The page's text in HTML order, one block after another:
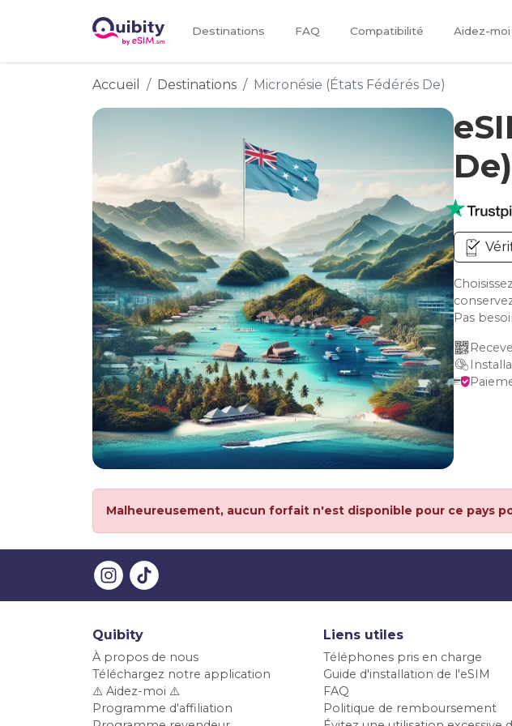
Destinations FAQ Compatibilité Aidez-moi
Accueil Destinations Micronésie (États Fédérés De)
De)
Pas
Malheureusement, aucun forfait n'est disponible pour ce pays
Quibity
À propos de nous
Téléchargez notre application
⚠️ Aidez-moi ⚠️
Programme d'affiliation
Liens utiles
Téléphones pris en charge
Guide d'installation de l'eSIM
FAQ
Politique de remboursement